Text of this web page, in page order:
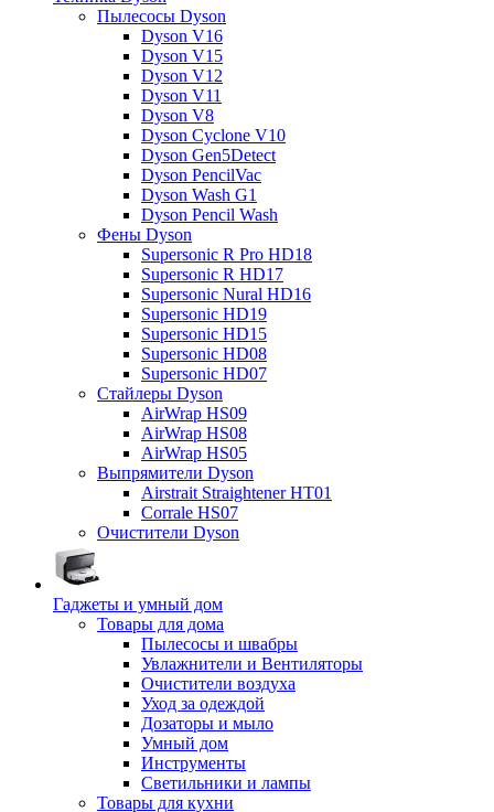
Пылесосы Dyson
Dyson V16
Dyson V15
Dyson V12
Dyson V11
Dyson V8
Dyson Cyclone V10
Dyson Gen5Detect
Dyson PencilVac
Dyson Wash G1
Dyson Pencil Wash
Фены Dyson
Supersonic R Pro HD18
Supersonic R HD17
Supersonic Nural HD16
Supersonic HD19
Supersonic HD15
Supersonic HD08
Supersonic HD07
Стайлеры Dyson
AirWrap HS09
AirWrap HS08
AirWrap HS05
Выпрямители Dyson
Airstrait Straightener HT01
Corrale HS07
Очистители Dyson
Гаджеты и умный дом
Товары для дома
Пылесосы и швабры
Увлажнители и Вентиляторы
Очистители воздуха
Уход за одеждой
Дозаторы и мыло
Умный дом
Инструменты
Светильники и лампы
Товары для кухни